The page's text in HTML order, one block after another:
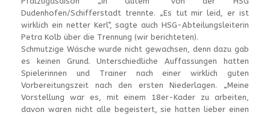
Dudenhofen/Schifferstadt trennte. „Es tut mir leid, er ist
wirklich ein netter Kerl“, sagte auch HSG-Abteilungsleiterin
Petra Kolb über die Trennung (wir berichteten).
Schmutzige Wäsche wurde nicht gewachsen, denn dazu gab
es keinen Grund. Unterschiedliche Auffassungen hatten
Spielerinnen und Trainer nach einer wirklich guten
Vorbereitungszeit nach den ersten Niederlagen. „Meine
Vorstellung war es, mit einem 18er-Kader zu arbeiten,
davon waren nicht alle begeistert, sie hatten lieber einen